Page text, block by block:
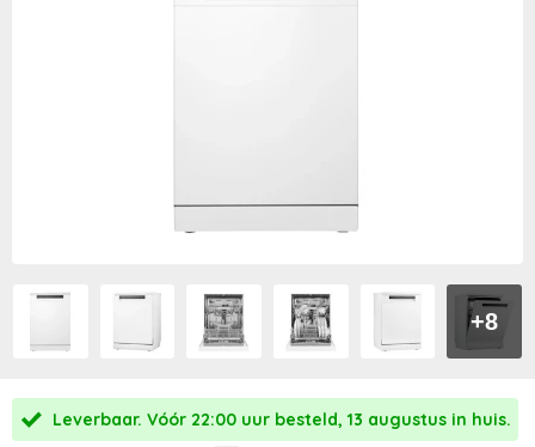
+8
Leverbaar. Vóór 22:00 uur besteld, 13 augustus in huis.